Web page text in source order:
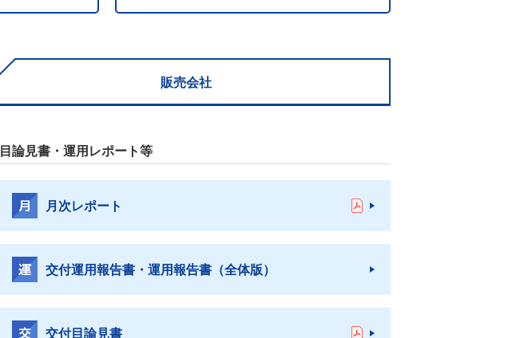
販売会社
目論見書・運用レポート等
月次レポート
交付運用報告書・運用報告書（全体版）
交付目論見書